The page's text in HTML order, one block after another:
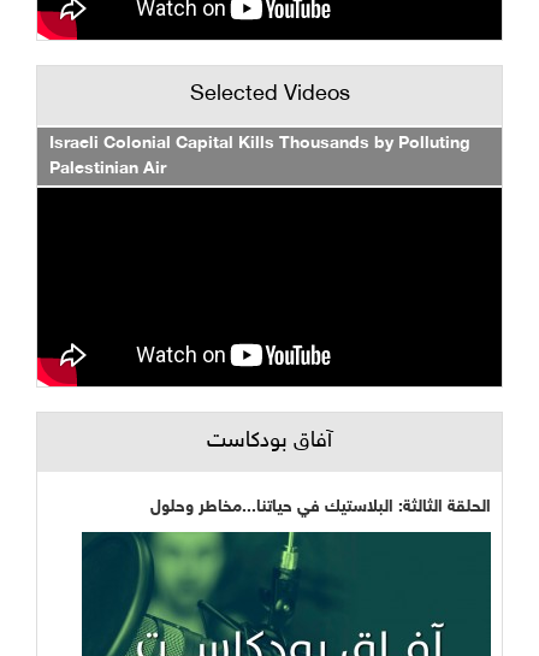
Selected Videos
Israeli Colonial Capital Kills Thousands by Polluting
Palestinian Air
آفاق بودكاست
الحلقة الثالثة: البلاستيك في حياتنا...مخاطر وحلول